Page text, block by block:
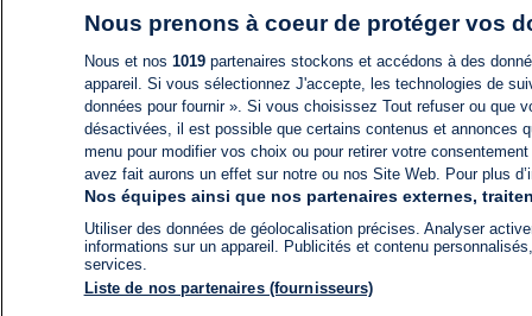
Nous prenons à coeur de protéger vos
Nous et nos 1019partenaires stockons et accédons à des
appareil. Si vous sélectionnez J'accepte, les technologies de
données pour fournir ». Si vous choisissez Tout refuser ou
désactivées, il est possible que certains contenus et annonces
menu pour modifier vos choix ou pour retirer votre
avez fait aurons un effet sur notre ou nos Site Web. Pour plus
Nos équipes ainsi que nos partenaires externes,
Utiliser des données de géolocalisation précises. Analyser
informations sur un appareil. Publicités et contenu
services.
Liste de nos partenaires (fournisseurs)